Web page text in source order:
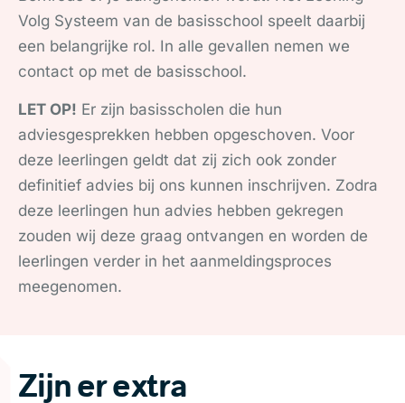
Volg Systeem van de basisschool speelt daarbij
een belangrijke rol. In alle gevallen nemen we
contact op met de basisschool.
LET OP! Er zijn basisscholen die hun
adviesgesprekken hebben opgeschoven. Voor
deze leerlingen geldt dat zij zich ook zonder
definitief advies bij ons kunnen inschrijven. Zodra
deze leerlingen hun advies hebben gekregen
zouden wij deze graag ontvangen en worden de
leerlingen verder in het aanmeldingsproces
meegenomen.
Zijn er extra